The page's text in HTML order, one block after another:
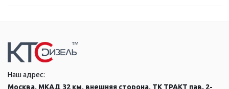
Наш адрес:
Москва, МКАД 32 км, внешняя сторона, ТК ТРАКТ пав. 2-